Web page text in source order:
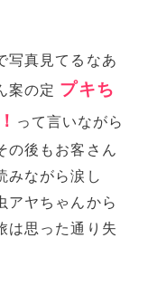
写真見てるなあ
案の定 プキち
って言いながら
の後もお客さん
みながら涙し
アヤちゃんから
は思った通り失